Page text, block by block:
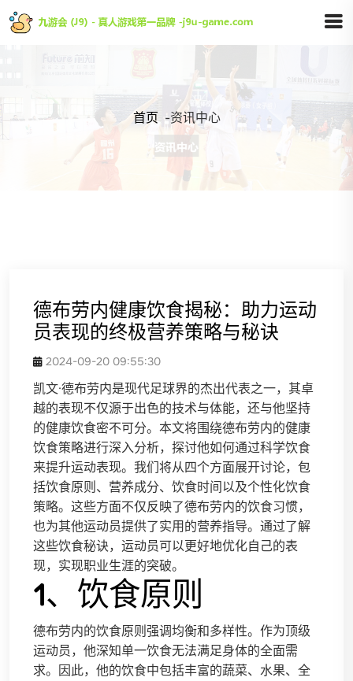
首页 -资讯中心
德布劳内健康饮食揭秘：助力运动
员表现的终极营养策略与秘诀
2024-09-20 09:55:30
凯文·德布劳内是现代足球界的杰出代表之一，其卓
越的表现不仅源于出色的技术与体能，还与他坚持
的健康饮食密不可分。本文将围绕德布劳内的健康
饮食策略进行深入分析，探讨他如何通过科学饮食
来提升运动表现。我们将从四个方面展开讨论，包
括饮食原则、营养成分、饮食时间以及个性化饮食
策略。这些方面不仅反映了德布劳内的饮食习惯，
也为其他运动员提供了实用的营养指导。通过了解
这些饮食秘诀，运动员可以更好地优化自己的表
现，实现职业生涯的突破。
1、饮食原则
德布劳内的饮食原则强调均衡和多样性。作为顶级
运动员，他深知单一饮食无法满足身体的全面需
求。因此，他的饮食中包括丰富的蔬菜、水果、全